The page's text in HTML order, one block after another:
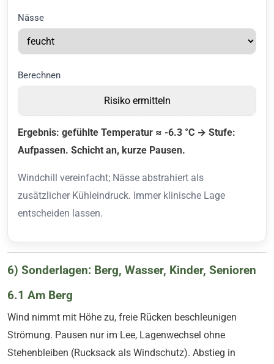
Nässe
Berechnen
Risiko ermitteln
Ergebnis: gefühlte Temperatur ≈ -6.3 °C → Stufe:
Aufpassen. Schicht an, kurze Pausen.
Windchill vereinfacht; Nässe abstrahiert als
zusätzlicher Kühleindruck. Immer klinische Lage
entscheiden lassen.
6) Sonderlagen: Berg, Wasser, Kinder, Senioren
6.1 Am Berg
Wind nimmt mit Höhe zu, freie Rücken beschleunigen
Strömung. Pausen nur im Lee, Lagenwechsel ohne
Stehenbleiben (Rucksack als Windschutz). Abstieg in